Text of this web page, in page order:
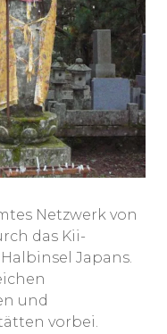
Netzwerk von
das Kii-
Japans.
und
vorbei.